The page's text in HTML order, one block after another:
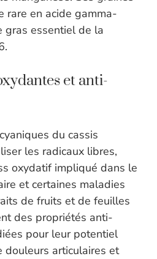
rare en acide gamma-
gras essentiel de la
et anti-
du cassis
les radicaux libres,
oxydatif impliqué dans le
et certaines maladies
de fruits et de feuilles
des propriétés anti-
pour leur potentiel
douleurs articulaires et